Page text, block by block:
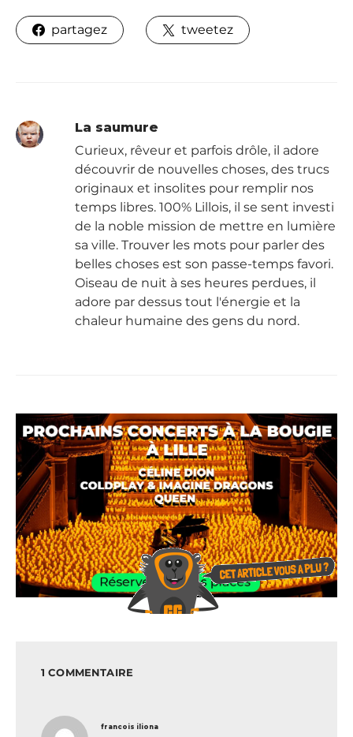
partagez tweetez
La saumure
Curieux, rêveur et parfois drôle, il adore
découvrir de nouvelles choses, des trucs
originaux et insolites pour remplir nos
temps libres. 100% Lillois, il se sent investi
de la noble mission de mettre en lumière
sa ville. Trouver les mots pour parler des
belles choses est son passe-temps favori.
Oiseau de nuit à ses heures perdues, il
adore par dessus tout l'énergie et la
chaleur humaine des gens du nord.
1 COMMENTAIRE
francois iliona